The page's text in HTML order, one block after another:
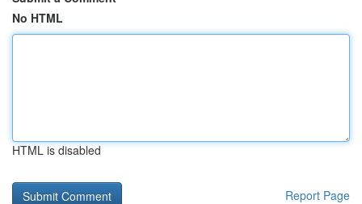
No HTML
HTML is disabled
Report Page